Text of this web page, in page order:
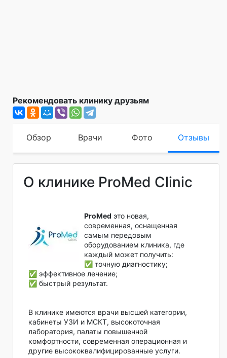
Рекомендовать клинику друзьям
Обзор Врачи Фото Отзывы
О клинике ProMed Clinic
ProMed это новая,
современная, оснащенная
самым передовым
оборудованием клиника, где
каждый может получить:
✅ точную диагностику;
✅ эффективное лечение;
✅ быстрый результат.
В клинике имеются врачи высшей категории,
кабинеты УЗИ и МСКТ, высокоточная
лаборатория, палаты повышенной
комфортности, современная операционная и
другие высококвалифицированные услуги.